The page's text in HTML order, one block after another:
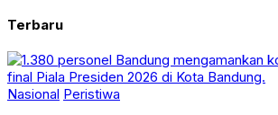
Terbaru
Nasional Peristiwa